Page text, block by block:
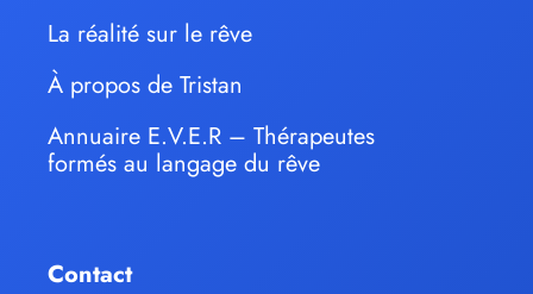
La réalité sur le rêve
À propos de Tristan
Annuaire E.V.E.R – Thérapeutes
formés au langage du rêve
Contact